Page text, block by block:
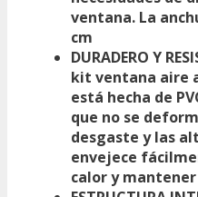
ventana. La
cm
DURADERO Y
kit ventana aire
está hecha de
que no se
desgaste y las
envejece
calor y